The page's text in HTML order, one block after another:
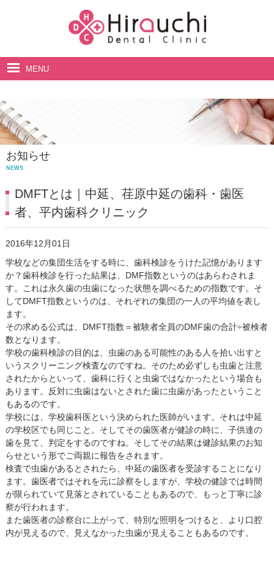
MENU
アクセス・診療時間
お知らせ
NEWS
DMFTとは｜中延、荏原中延の歯科・歯医
者、平内歯科クリニック
2016年12月01日
学校などの集団生活をする時に、歯科検診をうけた記憶があります
か？歯科検診を行った結果は、DMF指数というのはあらわされま
す。これは永久歯の虫歯になった状態を調べるための指数です。そ
してDMFT指数というのは、それぞれの集団の一人の平均値を表し
ます。
その求める公式は、DMFT指数＝被験者全員のDMF歯の合計÷被検者
数となります。
学校の歯科検診の目的は、虫歯のある可能性のある人を拾い出すと
いうスクリーニング検査なのですね。そのため必ずしも虫歯と注意
されたからといって、歯科に行くと虫歯ではなかったという場合も
あります。反対に虫歯はないとされた歯に虫歯があったということ
もあるのです。
学校には、学校歯科医という決められた医師がいます。それは中延
の学校区でも同じこと。そしてその歯医者が健診の時に、子供達の
歯を見て、判定をするのですね。そしてその結果は健診結果のお知
らせという形でご両親に報告をされます。
検査で虫歯があるとされたら、中延の歯医者を受診することになり
ます。歯医者ではそれを元に診察をしますが、学校の健診では時間
が限られていて見落とされていることもあるので、もっと丁寧に診
察が行われます。
また歯医者の診察台に上がって、特別な照明をつけると、より口腔
内が見えるので、見えなかった虫歯が見えることもあるのです。